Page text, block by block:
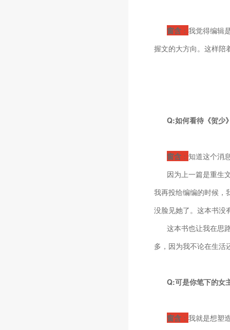
窗含 ： 我觉得编辑
握文的大方向。这样陪
Q:如何看待《贺少
窗含 ： 知道这个消
因为上一篇是重生
我再投给编编的时候，
没脸见她了。这本书没
这本书也让我在思
多，因为我不论在生活
Q:可是你笔下的女
窗含 ： 我就是想塑